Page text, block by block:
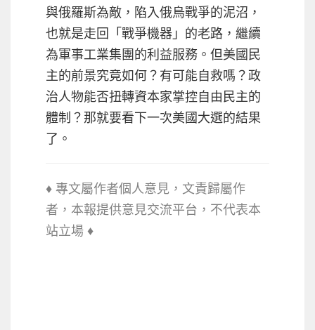
與俄羅斯為敵，陷入俄烏戰爭的泥沼，
也就是走回「戰爭機器」的老路，繼續
為軍事工業集團的利益服務。但美國民
主的前景究竟如何？有可能自救嗎？政
治人物能否扭轉資本家掌控自由民主的
體制？那就要看下一次美國大選的結果
了。
♦ 專文屬作者個人意見，文責歸屬作
者，本報提供意見交流平台，不代表本
站立場 ♦